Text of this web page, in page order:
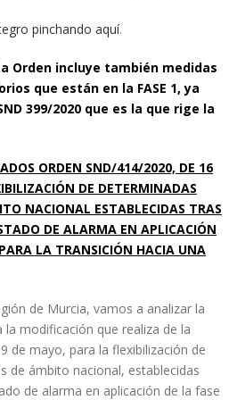
pinchando aquí.
Orden incluye también medidas
que están en la FASE 1, ya
399/2020 que es la que rige la
ORDEN SND/414/2020, DE 16
DE DETERMINADAS
NACIONAL ESTABLECIDAS TRAS
DE ALARMA EN APLICACIÓN
LA TRANSICIÓN HACIA UNA
de Murcia, vamos a analizar la
la modificación que realiza de la
de mayo, para la flexibilización de
de ámbito nacional, establecidas
de alarma en aplicación de la fase